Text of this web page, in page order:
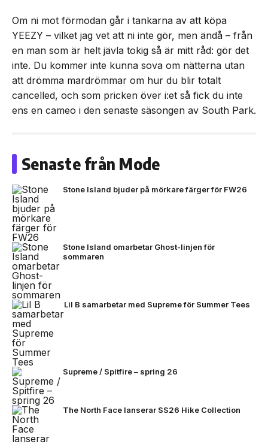
Om ni mot förmodan går i tankarna av att köpa
YEEZY – vilket jag vet att ni inte gör, men ändå – från
en man som är helt jävla tokig så är mitt råd: gör det
inte. Du kommer inte kunna sova om nätterna utan
att drömma mardrömmar om hur du blir totalt
cancelled, och som pricken över i:et så fick du inte
ens en cameo i den senaste säsongen av South Park.
Senaste från Mode
Stone Island bjuder på mörkare färger för FW26
Stone Island omarbetar Ghost-linjen för
sommaren
Lil B samarbetar med Supreme för Summer Tees
Supreme / Spitfire – spring 26
The North Face lanserar SS26 Hike Collection